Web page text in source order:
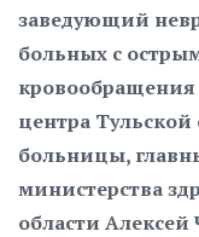
заведующий
больных с
кровообращения
центра
больницы,
министерства
области